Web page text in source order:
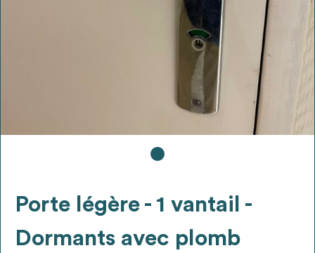
Ajouter les matériaux intéressants à "
liste"
Transmettre sa liste de manifestation
d'intérêt pour les matériaux
sélectionnés
Exporter sa liste et ses fiches produits
Porte légère - 1 vantail -
Dormants avec plomb